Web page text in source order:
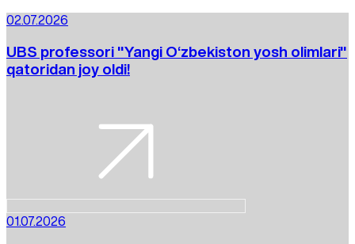
02.07.2026
UBS professori "Yangi O‘zbekiston yosh olimlari"
qatoridan joy oldi!
01.07.2026